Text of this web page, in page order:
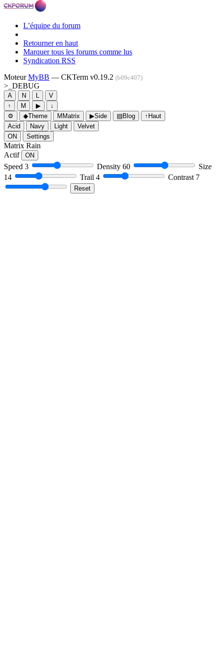
L’équipe du forum
Retourner en haut
Marquer tous les forums comme lus
Syndication RSS
MoteurMyBB — CKTerm v0.19.2 (b09c407)
>_ DEBUG
A N L
V
↑
M ▶
↓
⚙
◆Theme M Matrix ▶Side ▤Blog ↑ Haut
Acid
Navy Light
Velvet
ON
Settings
Matrix Rain
Actif
ON
Speed 3 Density 60
Size
14
Trail 4 Contrast 7
Reset